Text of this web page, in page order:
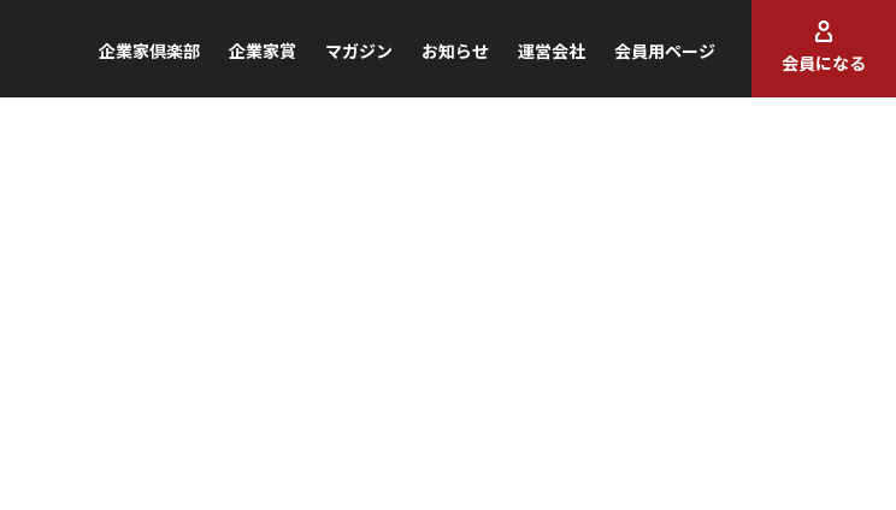
企業家倶楽部 企業家賞 マガジン お知らせ 運営会社 会員用ページ
会員になる